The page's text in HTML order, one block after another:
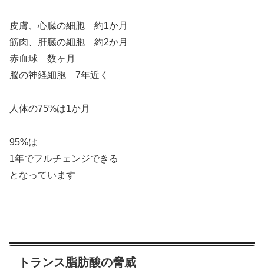
皮膚、心臓の細胞 約1か月
筋肉、肝臓の細胞 約2か月
赤血球 数ヶ月
脳の神経細胞 7年近く
人体の75%は1か月
95%は
1年でフルチェンジできる
となっています
トランス脂肪酸の脅威